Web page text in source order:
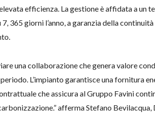
efficienza. La gestione è affidata a un
365 giorni l’anno, a garanzia della
una collaborazione che genera valore
periodo. L’impianto garantisce una fornitura
che assicura al Gruppo Favini
afferma Stefano